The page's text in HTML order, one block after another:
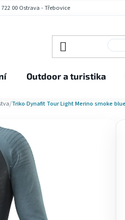
00 Ostrava - Třebovice
Outdoor a turistika
/Triko Dynafit Tour Light Merino smoke